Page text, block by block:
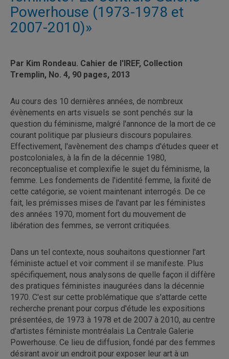
Powerhouse (1973-1978 et
2007-2010)»
Par Kim Rondeau. Cahier de l'IREF, Collection
Tremplin, No. 4, 90 pages, 2013
Au cours des 10 dernières années, de nombreux
évènements en arts visuels se sont penchés sur la
question du féminisme, malgré l'annonce de la mort de ce
courant politique par plusieurs discours populaires.
Effectivement, l'avènement des champs d'études queer et
postcoloniales, à la fin de la décennie 1980,
reconceptualise et complexifie le sujet du féminisme, la
femme. Les fondements de l'identité femme, la fixité de
cette catégorie, se voient maintenant interrogés. De ce
fait, les prémisses mises de l'avant par les féministes
des années 1970, moment fort du mouvement de
libération des femmes, se verront critiquées.
Dans un tel contexte, nous souhaitons questionner l'art
féministe actuel et voir comment il se manifeste. Plus
spécifiquement, nous analysons de quelle façon il diffère
des pratiques féministes inaugurées dans la décennie
1970. C'est sur cette problématique que s'attarde cette
recherche prenant pour corpus d'étude les expositions
présentées, de 1973 à 1978 et de 2007 à 2010, au centre
d'artistes féministe montréalais La Centrale Galerie
Powerhouse. Ce lieu de diffusion, fondé par des femmes
désirant avoir un endroit pour exposer leur art à un